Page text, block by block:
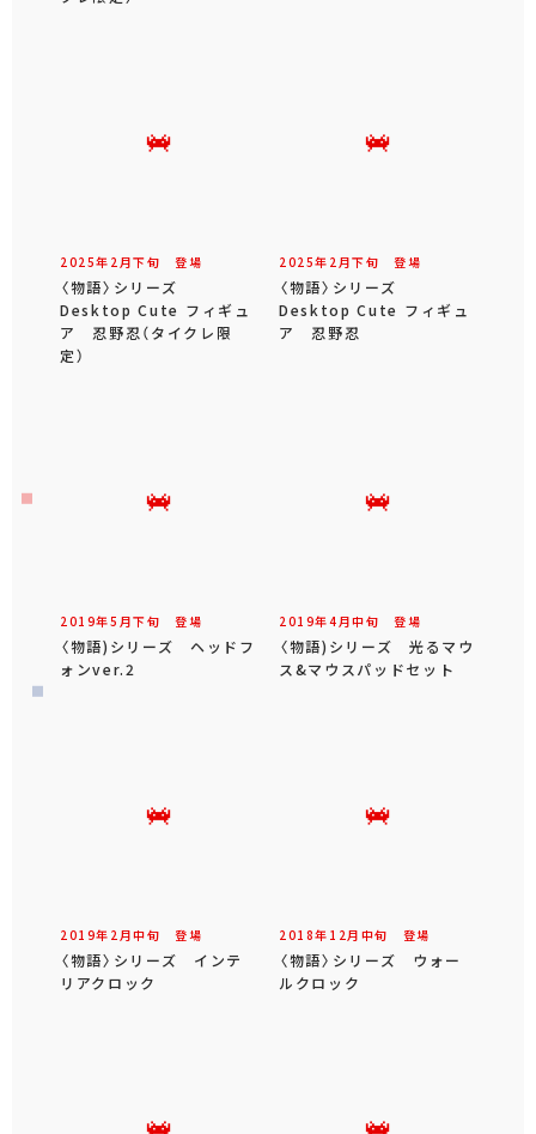
2025年 2 月下旬 登場
〈物語〉シリーズ
Desktop Cute フィギュ
ア 忍野忍（タイクレ限
定）
2025年 2 月下旬 登場
〈物語〉シリーズ
Desktop Cute フィギュ
ア 忍野忍
2019年5 月下旬 登場
〈物語)シリーズ ヘッドフ
ォンver.2
2019年4 月中旬 登場
〈物語)シリーズ 光るマウ
ス&マウスパッドセット
2019年 2 月中旬 登場
〈物語〉シリーズ インテ
リアクロック
2018年 12 月 中旬 登場
〈物語〉シリーズ ウォー
ルクロック